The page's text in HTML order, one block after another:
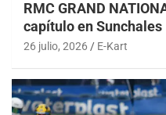
RMC GRAND
capítulo en Sunchales
26 julio, 2026 E-Kart